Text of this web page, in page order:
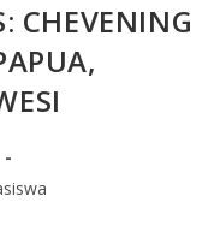
CHEVENING